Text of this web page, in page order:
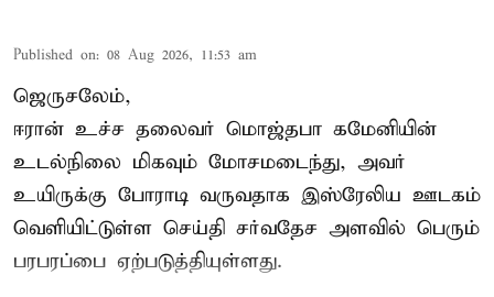
Published on: 08 Aug 2026, 11:53 am
ஜெருசலேம்,
ஈரான் உச்ச தலைவர் மொஜ்தபா கமேனியின்
உடல்நிலை மிகவும் மோசமடைந்து, அவர்
உயிருக்கு போராடி வருவதாக இஸ்ரேலிய ஊடகம்
வெளியிட்டுள்ள செய்தி சர்வதேச அளவில் பெரும்
பரபரப்பை ஏற்படுத்தியுள்ளது.